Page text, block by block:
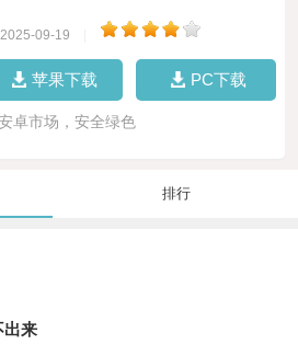
09-19
苹果下载 PC下载
卓市场，安全绿色
排行
出来